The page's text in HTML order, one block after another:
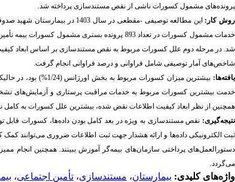
پرونده‌های مشمول کسورات ناشی از نقص مستندسازی پرداخته شد.
روش کار: این مطالعه توصیفی -مقطعی در سال 1403 در بیمارستان شهید صدوقی شهر یزد و در طی دو مرحله انجام شد. در مرحله اول گرد
خدمات مشمول کسورات در تعداد 893 پرونده
شد. در مرحله دوم علل کسورات مربوط به نقص مستندسازی بر اساس ابعاد کیفیت
شاخصهای آمار توصیفی شامل فراوانی و درصد فراوانی انجام گرفت.
یافته‌ها: بیشترین میزان کسورات مربوط به بخش اورژانس (1/24%) بود، در حالیکه بیشترین مبلغ کسورات به بخش
همچنین از نظر ابعاد کیفیت اطلاعات نقض شده، بیشترین علل کسورات به کامل
نتیجه‌گیری: نقصمستندسازی به ویژه در بعد کامل بودن داده‌ها، کسورات قابل
ثبت الکترونیکی دادهها و ارائه هشدار جهت ثبت اطلاعات ضروری می‌توانند کمک
دستورالعمل‌های پرداختی سازمانهای بیمه‌گر آموزش ببینند. همچنین انجام
می‌گردد.
واژه‌های کلیدی: بیمارستان، مستندسازی، تأمین اجتماعی،